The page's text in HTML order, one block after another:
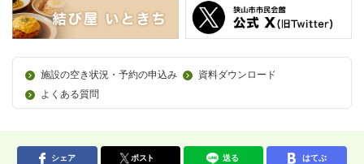
施設の空き状況・予約の申込み
資料ダウンロード
よくある質問
シェア ポスト 送る はてぶ